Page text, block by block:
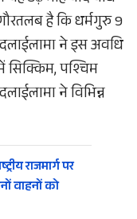
है कि धर्मगुरु 9
ने इस अवधि
सिक्किम, पश्चिम
ने विभिन्न
राजमार्ग पर
वाहनों को